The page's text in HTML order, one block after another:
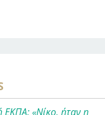
ΕΚΠΑ: «Νίκο, ήταν η